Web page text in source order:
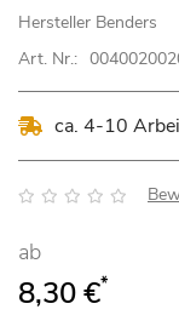
springen
Hersteller Benders
Art. Nr.:
ca. 4-10
Bewertung:
ab
8,30 €*